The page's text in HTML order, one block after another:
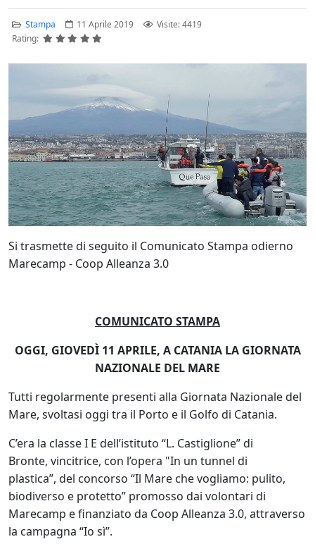
Stampa 11 Aprile 2019
Visite: 4419
Rating:
Si trasmette di seguito il Comunicato Stampa odierno
Marecamp - Coop Alleanza 3.0
COMUNICATO STAMPA
OGGI, GIOVEDÌ 11 APRILE, A CATANIA LA GIORNATA
NAZIONALE DEL MARE
Tutti regolarmente presenti alla Giornata Nazionale del
Mare, svoltasi oggi tra il Porto e il Golfo di Catania.
C’era la classe I E dell’istituto “L. Castiglione” di
Bronte, vincitrice, con l’opera "In un tunnel di
plastica”, del concorso “Il Mare che vogliamo: pulito,
biodiverso e protetto” promosso dai volontari di
Marecamp e finanziato da Coop Alleanza 3.0, attraverso
la campagna “Io sì”.